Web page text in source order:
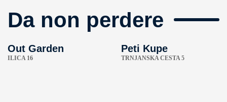
Da non perdere
Out Garden
ILICA 16
Peti Kupe
TRNJANSKA CESTA 5